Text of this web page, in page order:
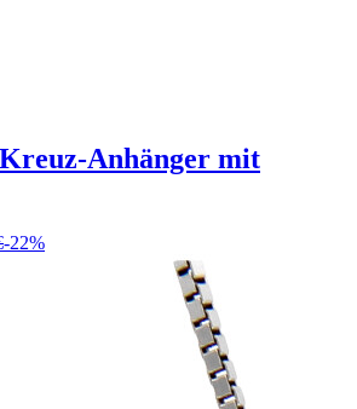
Anhänger mit
-22%